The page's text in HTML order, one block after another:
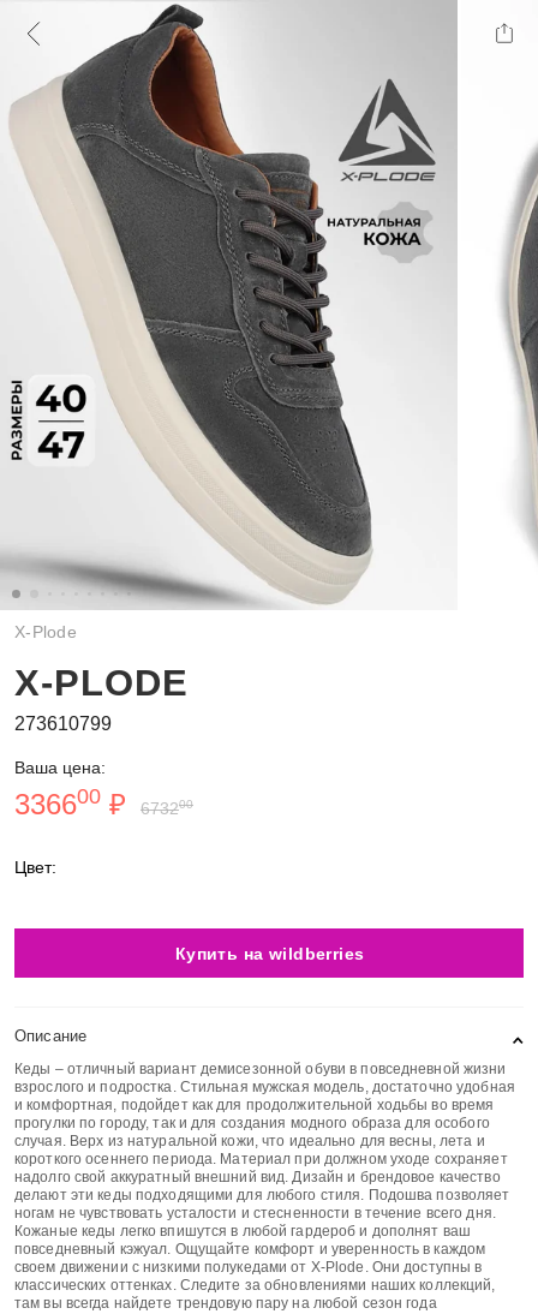
X-Plode
X-PLODE
273610799
Ваша цена:
336600 ₽ 673200
Цвет:
Купить на wildberries
Описание
Кеды – отличный вариант демисезонной обуви в повседневной жизни
взрослого и подростка. Стильная мужская модель, достаточно удобная
и комфортная, подойдет как для продолжительной ходьбы во время
прогулки по городу, так и для создания модного образа для особого
случая. Верх из натуральной кожи, что идеально для весны, лета и
короткого осеннего периода. Материал при должном уходе сохраняет
надолго свой аккуратный внешний вид. Дизайн и брендовое качество
делают эти кеды подходящими для любого стиля. Подошва позволяет
ногам не чувствовать усталости и стесненности в течение всего дня.
Кожаные кеды легко впишутся в любой гардероб и дополнят ваш
повседневный кэжуал. Ощущайте комфорт и уверенность в каждом
своем движении с низкими полукедами от X-Plode. Они доступны в
классических оттенках. Следите за обновлениями наших коллекций,
там вы всегда найдете трендовую пару на любой сезон года